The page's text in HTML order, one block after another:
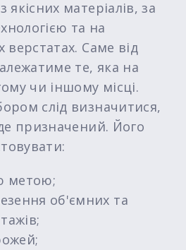
якісних матеріалів, за
та на
верстатах. Саме від
те, яка на
чи іншому місці.
слід визначитися,
призначений. Його
метою;
об'ємних та